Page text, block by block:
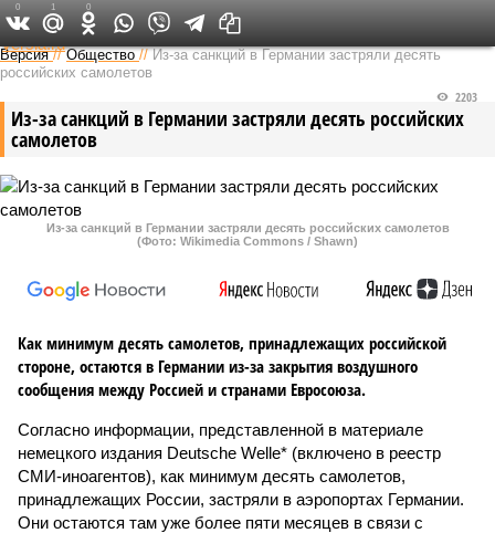
Федеральный выпуск
Версия //Общество //Из-за санкций в Германии застряли десять
российских самолетов
Из-за санкций в Германии застряли десять российских
самолетов
2203
Из-за санкций в Германии застряли десять российских самолетов
(Фото: Wikimedia Commons / Shawn)
Как минимум десять самолетов, принадлежащих российской
стороне, остаются в Германии из-за закрытия воздушного
сообщения между Россией и странами Евросоюза.
Согласно информации, представленной в материале
немецкого издания Deutsche Welle* (включено в реестр
СМИ-иноагентов), как минимум десять самолетов,
принадлежащих России, застряли в аэропортах Германии.
Они остаются там уже более пяти месяцев в связи с
0 1 0